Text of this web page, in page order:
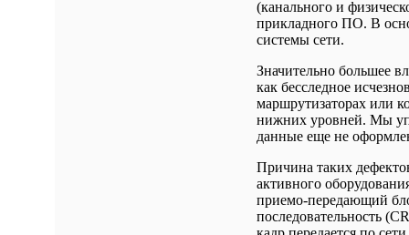
(канального и
прикладного ПО. В
системы сети.
Значительно большее
как бесследное
маршрутизаторах или
нижних уровней. Мы
данные еще не
Причина таких
активного
приемо-передающий
последовательность